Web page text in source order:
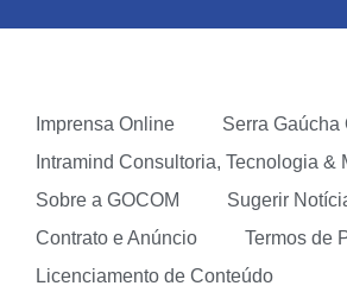
Imprensa Online
Serra Gaúcha
Intramind Consultoria, Tecnologia &
Sobre a GOCOM
Sugerir
Contrato e Anúncio
Termos de
Licenciamento de Conteúdo